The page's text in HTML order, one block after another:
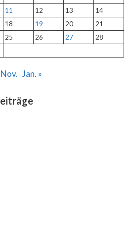
11 12 13
14
18 19 20
21
25 26 27
28
Nov. Jan. »